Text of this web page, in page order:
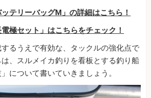
ッテリーバッグM」の詳細はこちら！
極セット」はこちらをチェック！
るうえで有効な、タックルの強化点で
、スルメイカ釣りを看板とする釣り船
について書いていきましょう。